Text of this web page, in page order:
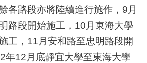
各路段亦將陸續進行施作，9月
路段開始施工，10月東海大學
工，11月安和路至忠明路段開
年12月底靜宜大學至東海大學